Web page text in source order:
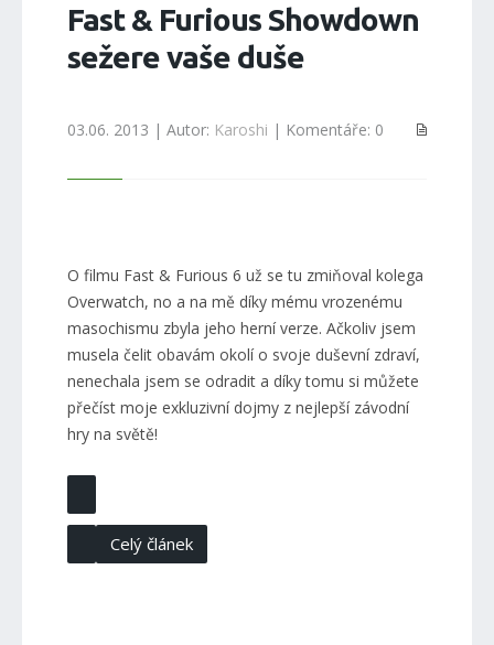
Fast & Furious Showdown
sežere vaše duše
03.06. 2013 | Autor: Karoshi | Komentáře: 0
O filmu Fast & Furious 6 už se tu zmiňoval kolega
Overwatch, no a na mě díky mému vrozenému
masochismu zbyla jeho herní verze. Ačkoliv jsem
musela čelit obavám okolí o svoje duševní zdraví,
nenechala jsem se odradit a díky tomu si můžete
přečíst moje exkluzivní dojmy z nejlepší závodní
hry na světě!
Celý článek